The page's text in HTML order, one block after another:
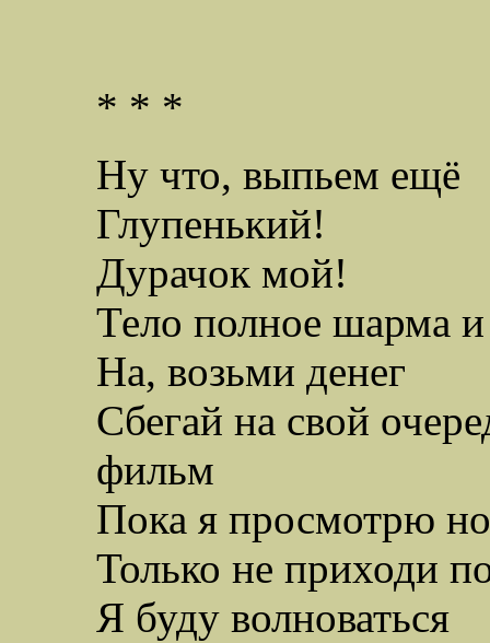
* * *
Ну что, выпьем ещё
Глупенький!
Дурачок мой!
Тело полное шарма и
На, возьми денег
Сбегай на свой
фильм
Пока я просмотрю
Только не приходи
Я буду волноваться